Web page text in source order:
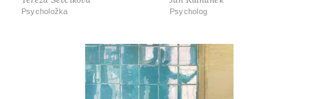
Psycholožka Psycholog